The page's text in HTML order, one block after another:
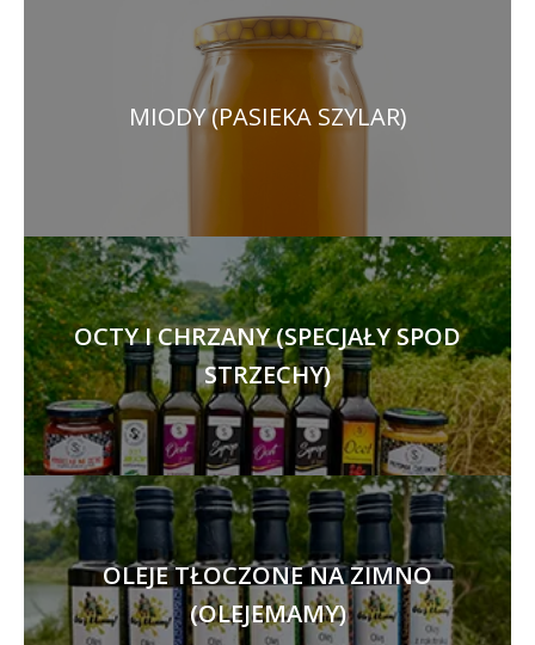
MIODY (PASIEKA SZYLAR)
OCTY I CHRZANY (SPECJAŁY SPOD
STRZECHY)
OLEJE TŁOCZONE NA ZIMNO
(OLEJEMAMY)